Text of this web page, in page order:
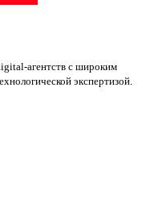
агентств с широким
экспертизой.